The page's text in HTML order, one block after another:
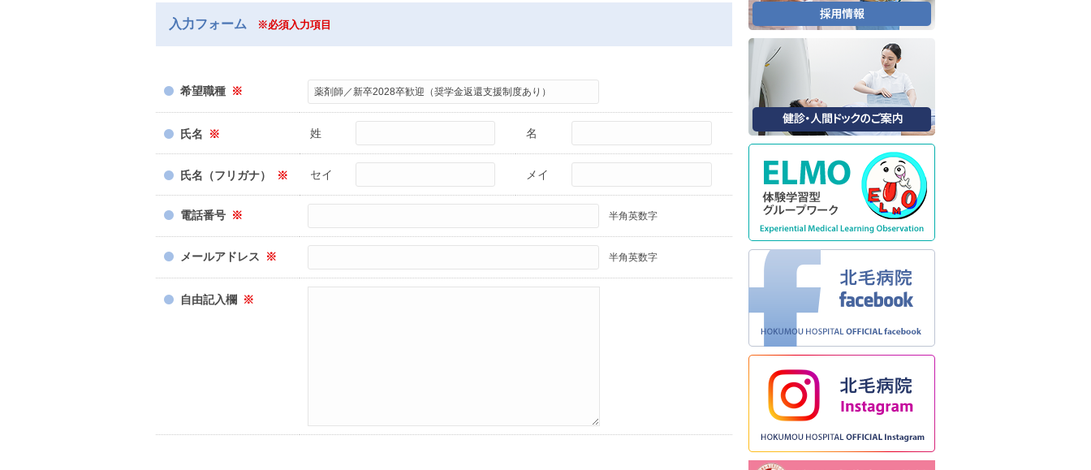
入力フォーム ※必須入力項目
希望職種 ※
氏名 ※ 姓 名
氏名（フリガナ） ※ セイ メイ
電話番号 ※ 半角英数字
メールアドレス ※ 半角英数字
自由記入欄 ※